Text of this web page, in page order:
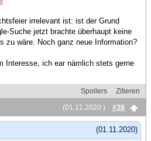
irrelevant ist: ist der Grund
Suche jetzt brachte überhaupt keine
zu wäre. Noch ganz neue Information?
Interesse, ich ear nämlich stets gerne
Spoilers
Zitieren
(01.11.2020 )
#38
(01.11.2020)